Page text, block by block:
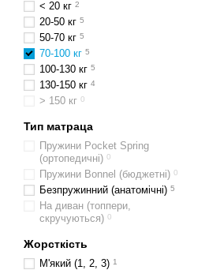
< 20 кг 2
20-50 кг 5
50-70 кг 5
70-100 кг 5
100-130 кг 5
130-150 кг 4
> 150 кг 0
Тип матраца
Пружини Pocket Spring
(ортопедичні) 0
Пружини Bonnel (бюджетні) 0
Безпружинний (анатомічні) 5
На диван (топпери,
скручуються) 0
Жорсткість
М'який (1, 2, 3) 1